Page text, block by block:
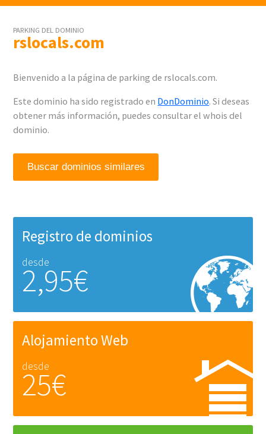
PARKING DEL DOMINIO
rslocals.com
Bienvenido a la página de parking de rslocals.com.
Este dominio ha sido registrado en DonDominio. Si deseas
obtener más información, puedes consultar el whois del
dominio.
Buscar dominios similares
Registro de dominios
desde
2,95€
Alojamiento Web
desde
25€